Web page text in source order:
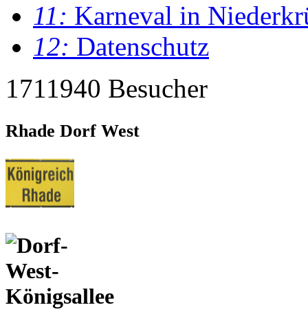
11: Karneval in
12: Datenschutz
1711940 Besucher
Rhade Dorf West